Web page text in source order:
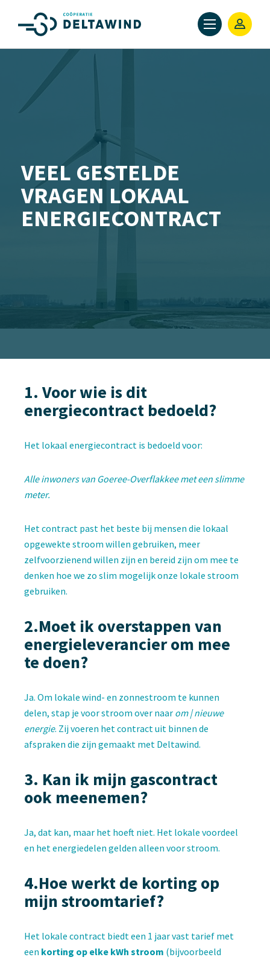
VEEL GESTELDE
VRAGEN LOKAAL
ENERGIECONTRACT
1. Voor wie is dit
energiecontract bedoeld?
Het lokaal energiecontract is bedoeld voor:
Alle inwoners van Goeree-Overflakkee met een slimme
meter.
Het contract past het beste bij mensen die lokaal
opgewekte stroom willen gebruiken, meer
zelfvoorzienend willen zijn en bereid zijn om mee te
denken hoe we zo slim mogelijk onze lokale stroom
gebruiken.
2.Moet ik overstappen van
energieleverancier om mee
te doen?
Ja. Om lokale wind- en zonnestroom te kunnen
delen, stap je voor stroom over naar om | nieuwe
energie. Zij voeren het contract uit binnen de
afspraken die zijn gemaakt met Deltawind.
3. Kan ik mijn gascontract
ook meenemen?
Ja, dat kan, maar het hoeft niet. Het lokale voordeel
en het energiedelen gelden alleen voor stroom.
4.Hoe werkt de korting op
mijn stroomtarief?
Het lokale contract biedt een 1 jaar vast tarief met
een korting op elke kWh stroom (bijvoorbeeld